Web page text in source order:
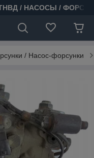
/ НАСОСЫ /
/ Насос-форсунки